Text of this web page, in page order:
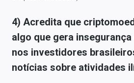
4) Acredita que
algo que gera
nos investidores
notícias sobre atividades